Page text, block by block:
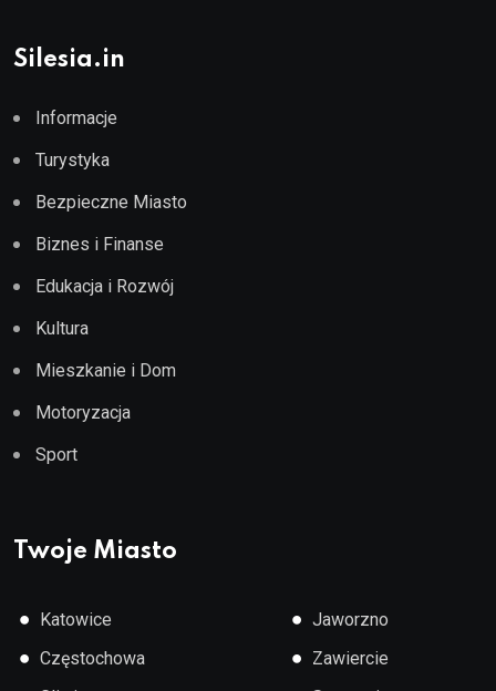
Silesia.in
Informacje
Turystyka
Bezpieczne Miasto
Biznes i Finanse
Edukacja i Rozwój
Kultura
Mieszkanie i Dom
Motoryzacja
Sport
Twoje Miasto
● Katowice
● Częstochowa
● Jaworzno
● Zawiercie